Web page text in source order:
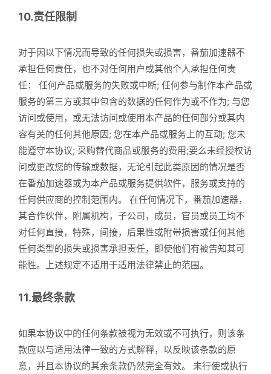
10.责任限制
对于因以下情况而导致的任何损失或损害，番茄加速器不
承担任何责任，也不对任何用户或其他个人承担任何责
任： 任何产品或服务的失败或中断; 任何参与制作本产品或
服务的第三方或其中包含的数据的任何作为或不作为; 与您
访问或使用，或无法访问或使用本产品的任何部分或其内
容有关的任何其他原因; 您在本产品或服务上的互动; 您未
能遵守本协议; 采购替代商品或服务的费用;要么未经授权访
问或更改您的传输或数据，无论引起此类原因的情况是否
在番茄加速器或为本产品或服务提供软件，服务或支持的
任何供应商的控制范围内。 在任何情况下，番茄加速器，
其合作伙伴，附属机构，子公司，成员，官员或员工均不
对任何直接，特殊，间接，后果性或附带损害或任何其他
任何类型的损失或损害承担责任，即使他们有被告知其可
能性。上述规定不适用于适用法律禁止的范围。
11.最终条款
如果本协议中的任何条款被视为无效或不可执行，则该条
款应以与适用法律一致的方式解释，以反映该条款的原
意，并且本协议的其余条款仍然完全有效。 未行使或执行